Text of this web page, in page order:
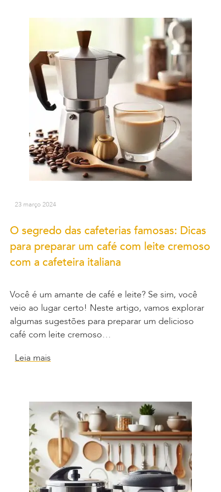
23 março 2024
O segredo das cafeterias famosas: Dicas
para preparar um café com leite cremoso
com a cafeteira italiana
Você é um amante de café e leite? Se sim, você
veio ao lugar certo! Neste artigo, vamos explorar
algumas sugestões para preparar um delicioso
café com leite cremoso…
Leia mais